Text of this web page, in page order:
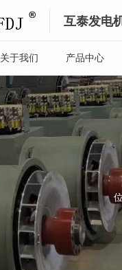
互泰发电
关于我们 产品中心